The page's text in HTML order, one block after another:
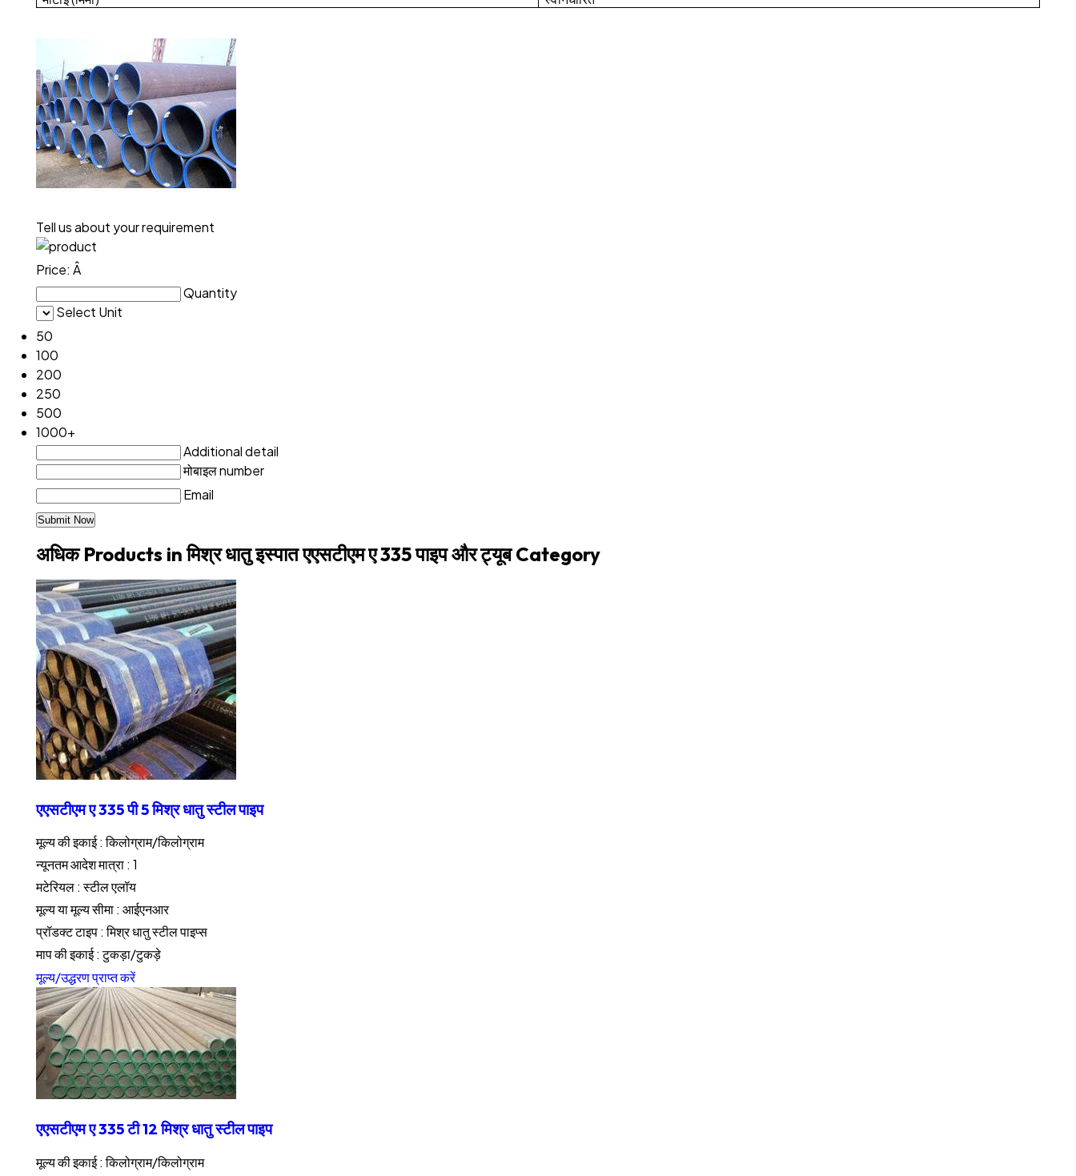
Tell us about your requirement
Price: Â
Quantity
Select Unit
50
100
200
250
500
1000+
Additional detail
मोबाइल number
Email
अधिक Products in मिश्र धातु इस्पात एएसटीएम ए 335 पाइप और ट्यूब Category
एएसटीएम ए 335 पी 5 मिश्र धातु स्टील पाइप
मूल्य की इकाई : किलोग्राम/किलोग्राम
न्यूनतम आदेश मात्रा : 1
मटेरियल : स्टील एलॉय
मूल्य या मूल्य सीमा : आईएनआर
प्रॉडक्ट टाइप : मिश्र धातु स्टील पाइप्स
माप की इकाई : टुकड़ा/टुकड़े
मूल्य/उद्धरण प्राप्त करें
एएसटीएम ए 335 टी 12 मिश्र धातु स्टील पाइप
मूल्य की इकाई : किलोग्राम/किलोग्राम